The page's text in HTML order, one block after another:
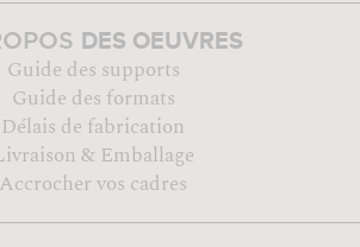
DES OEUVRES
Guide des supports
Guide des formats
Délais de fabrication
& Emballage
Accrocher vos cadres